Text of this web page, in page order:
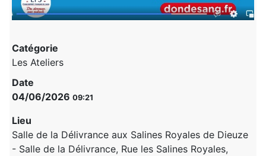
Catégorie
Les Ateliers
Date
04/06/2026 09:21
Lieu
Salle de la Délivrance aux Salines Royales de Dieuze
- Salle de la Délivrance, Rue les Salines Royales,